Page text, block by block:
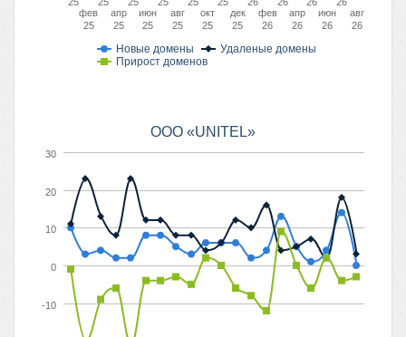
Новые домены
Удаленые домены
Прирост доменов
фев
25
апр
25
июн
25
авг
25
окт
25
дек
25
фев
26
апр
26
июн
26
авг
26
OOO «UNITEL»
-10
0
10
20
30